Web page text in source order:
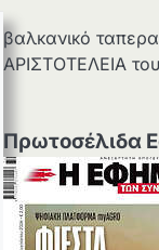
βαλκανικό
ΑΡΙΣΤΟΤΕΛΕΙΑ
Πρωτοσέλιδα